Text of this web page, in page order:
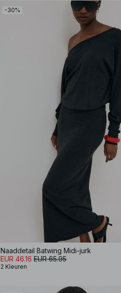
-30%
Naaddetail Batwing Midi-jurk
EUR 46.16 EUR 65.95
2 Kleuren